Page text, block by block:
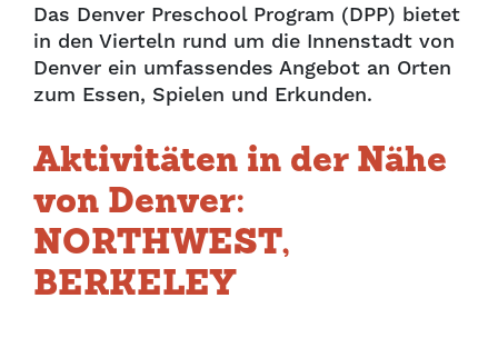
Das Denver Preschool Program (DPP) bietet
in den Vierteln rund um die Innenstadt von
Denver ein umfassendes Angebot an Orten
zum Essen, Spielen und Erkunden.
Aktivitäten in der Nähe
von Denver:
NORTHWEST,
BERKELEY